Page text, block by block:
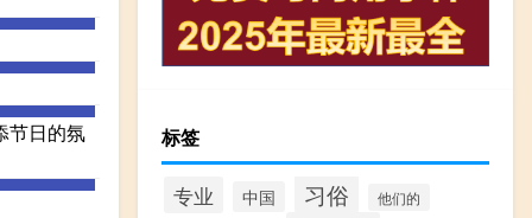
节日的氛
标签
专业 中国 习俗 他们的